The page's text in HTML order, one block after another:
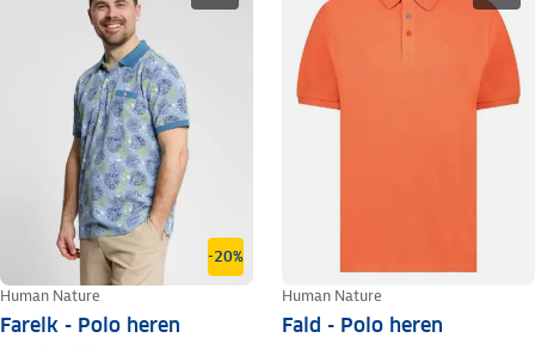
-20%
Human Nature
Farelk - Polo heren
Human Nature
Fald - Polo heren